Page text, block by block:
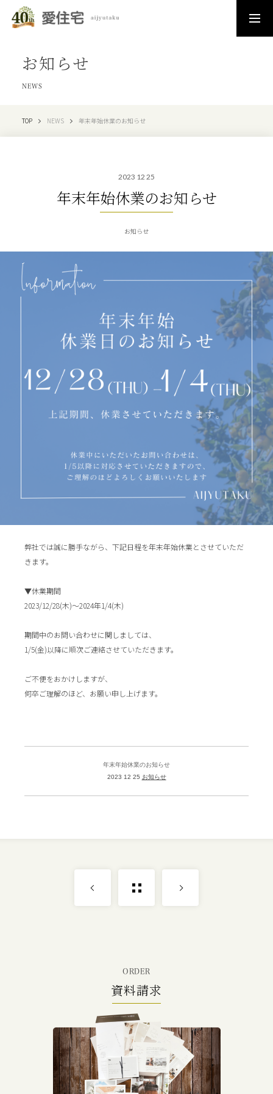
お知らせ
NEWS
TOP NEWS 年末年始休業のお知らせ
2023 12 25
年末年始休業のお知らせ
お知らせ
弊社では誠に勝手ながら、下記日程を年末年始休業とさせていただ
きます。
▼休業期間
2023/12/28(木)～2024年1/4(木)
期間中のお問い合わせに関しましては、
1/5(金)以降に順次ご連絡させていただきます。
ご不便をおかけしますが、
何卒ご理解のほど、お願い申し上げます。
年末年始休業のお知らせ
2023 12 25 お知らせ
ORDER
資料請求